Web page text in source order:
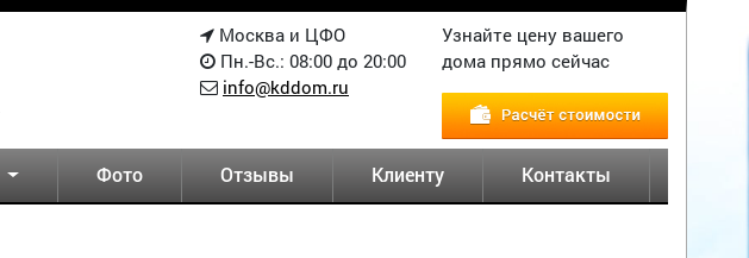
Москва и ЦФО
Пн.-Вс.: 08:00 до 20:00
info@kddom.ru
Узнайте цену вашего
дома прямо сейчас
Фото Отзывы Клиенту Контакты